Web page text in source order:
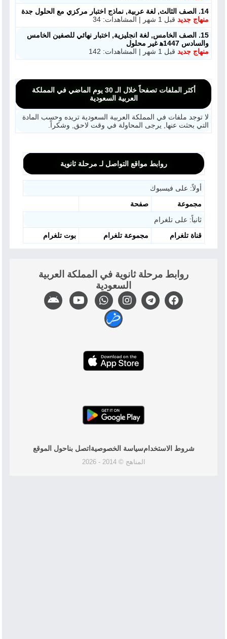
14. الصف الثالث, لغة عربية, نماذج اختبار مركزي مع الحلول جدة
منهاج جديد قبل 1 شهر | المشاهدات: 34
15. الصف الخامس, لغة انجليزية, اختبار نهائي للصفين الخامس
والسادس 1447ه‍ غير محلول
منهاج جديد قبل 1 شهر | المشاهدات: 142
أكثر الملفات تصفحاً خلال الـ 30 يوم الماضي في المملكة
العربية السعودية
لا توجد ملفات في المملكة العربية السعودية تريده وحسب المادة
التي بحثت عنها, يرجى المحاولة في وقت لاحق, وشكراً.
روابط مواقع التواصل لـ مرحلة ثانوية
أولاً: على فيسبوك
مجموعة
صفحة
ثانياً: على تلغرام
قناة تلغرام
مجموعة تلغرام بوت تلغرام
روابط مرحلة ثانوية في المملكة العربية
السعودية
شروط الاستخدامسياسة الخصوصية اتصل بناحول الموقع
المناهج © 2014 - 2026